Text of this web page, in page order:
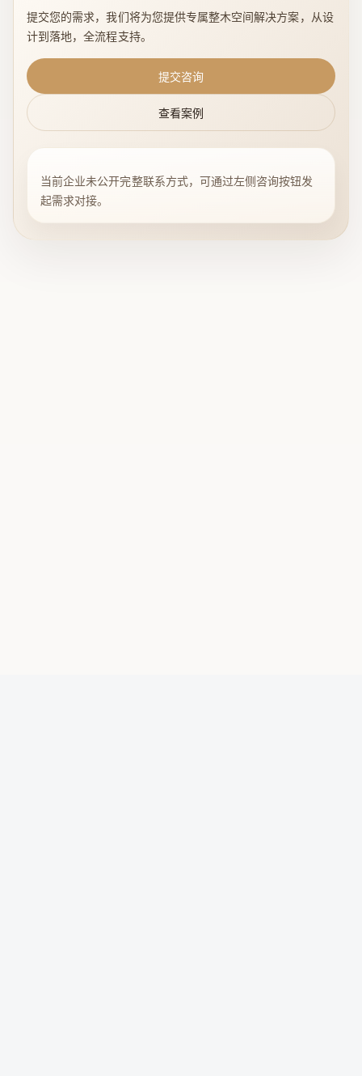
提交您的需求，我们将为您提供专属整木空间解决方案，从设
计到落地，全流程支持。
提交咨询
查看案例
当前企业未公开完整联系方式，可通过左侧咨询按钮发
起需求对接。